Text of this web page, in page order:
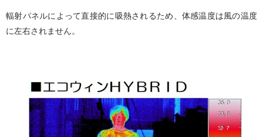
輻射パネルによって直接的に吸熱されるため、体感温度は風の温度
に左右されません。